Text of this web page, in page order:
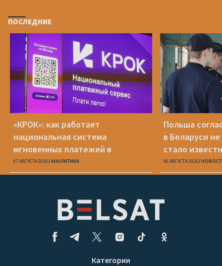
ПОСЛЕДНИЕ
«КРОК»: как работает
национальная система
мгновенных платежей в
Беларуси
07 АВГУСТА 2026 АНАЛИТИКА
Польша
в Беларуси
стало
06 АВГУСТА 2026
Категории